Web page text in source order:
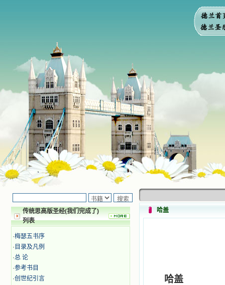
传统思高版圣经(我们完成了)
列表
·梅瑟五书序
· 目录及凡例
·总 论
·参考书目
·创世纪引言
哈盖
哈盖